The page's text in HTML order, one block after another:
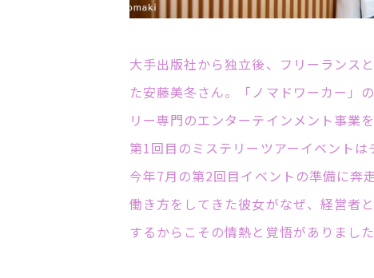
大手出版社から独立後、フリーランス
た安藤美冬さん。「ノマドワーカー」
リー専門のエンターテインメント事業
第1回目のミステリーツアーイベント
今年7月の第2回目イベントの準備に奔
働き方をしてきた彼女がなぜ、経営者
するからこその情熱と覚悟がありました